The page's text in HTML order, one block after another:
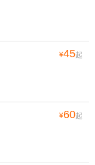
¥45起
¥60起